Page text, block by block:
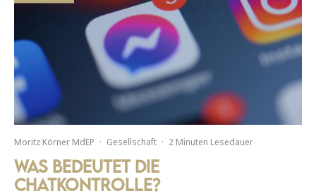
Moritz Körner MdEP · Gesellschaft · 2 Minuten Lesedauer
Was bedeutet die
Chatkontrolle?